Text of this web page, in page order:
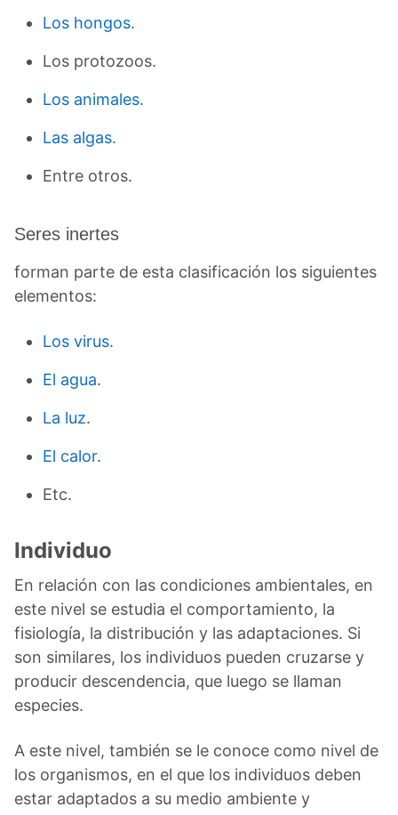
Los hongos.
Los protozoos.
Los animales.
Las algas.
Entre otros.
Seres inertes
forman parte de esta clasificación los siguientes
elementos:
Los virus.
El agua.
La luz.
El calor.
Etc.
Individuo
En relación con las condiciones ambientales, en
este nivel se estudia el comportamiento, la
fisiología, la distribución y las adaptaciones. Si
son similares, los individuos pueden cruzarse y
producir descendencia, que luego se llaman
especies.
A este nivel, también se le conoce como nivel de
los organismos, en el que los individuos deben
estar adaptados a su medio ambiente y